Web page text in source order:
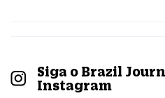
Siga o Brazil
Instagram